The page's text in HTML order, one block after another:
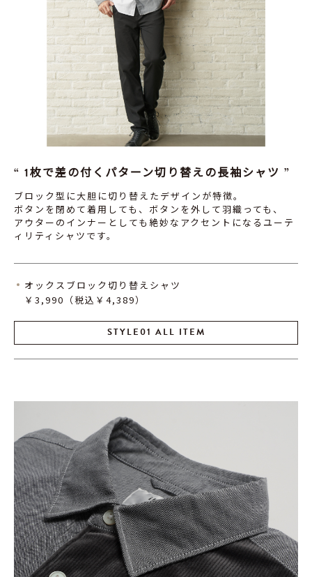
1枚で差の付くパターン切り替えの長袖シャツ
ブロック型に大胆に切り替えたデザインが特徴。
ボタンを閉めて着用しても、ボタンを外して羽織っても、
アウターのインナーとしても絶妙なアクセントになるユーテ
ィリティシャツです。
オックスブロック切り替えシャツ
￥3,990（税込￥4,389）
STYLE01 ALL ITEM